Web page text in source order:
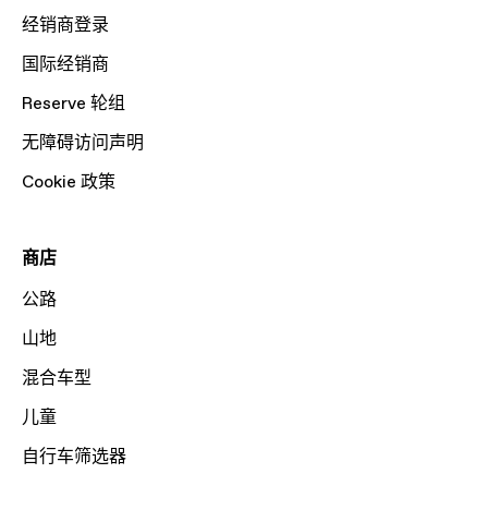
经销商登录
国际经销商
Reserve 轮组
无障碍访问声明
Cookie 政策
商店
公路
山地
混合车型
儿童
自行车筛选器